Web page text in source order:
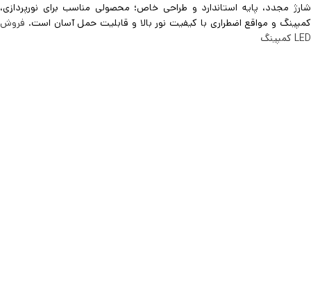
شارژ مجدد، پایه استاندارد و طراحی خاص؛ محصولی مناسب برای نورپردازی،
کمپینگ و مواقع اضطراری با کیفیت نور بالا و قابلیت حمل آسان است. فروش
LED کمپینگ